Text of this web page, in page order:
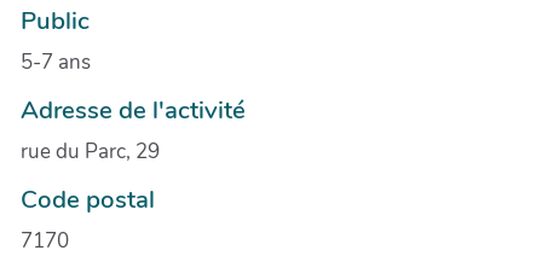
Public
5-7 ans
Adresse de l'activité
rue du Parc, 29
Code postal
7170